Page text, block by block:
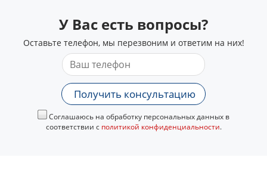
У Вас есть вопросы?
Оставьте телефон, мы перезвоним и ответим на них!
Получить консультацию
Соглашаюсь на обработку персональных данных в
соответствии с политикой конфиденциальности.